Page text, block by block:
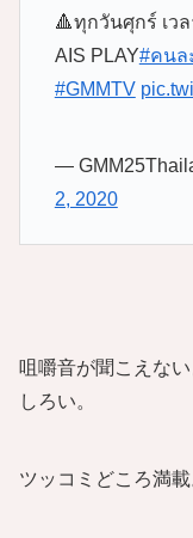
🔺ทุกวันศุกร์ เว
AIS PLAY#คนล
#GMMTV
—
2, 2020
咀嚼音が聞こえな
しろい。
ツッコミどころ満載